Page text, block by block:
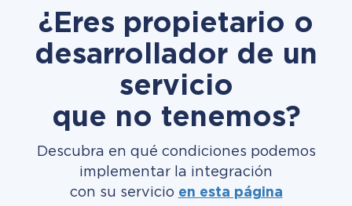
¿Eres propietario o
desarrollador de un
servicio
que no tenemos?
Descubra en qué condiciones podemos
implementar la integración
con su servicio en esta página